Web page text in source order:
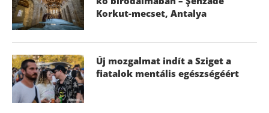
Korkut-mecset, Antalya
Új mozgalmat indít a Sziget a
fiatalok mentális egészségéért